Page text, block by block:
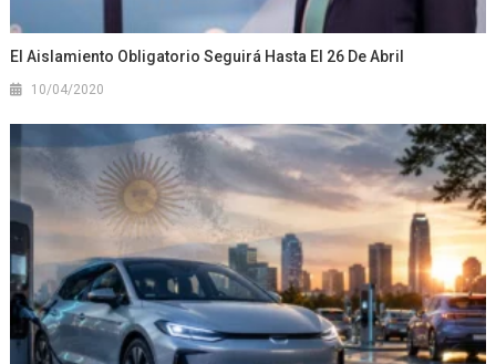
El Aislamiento Obligatorio Seguirá Hasta El 26 De Abril
10/04/2020